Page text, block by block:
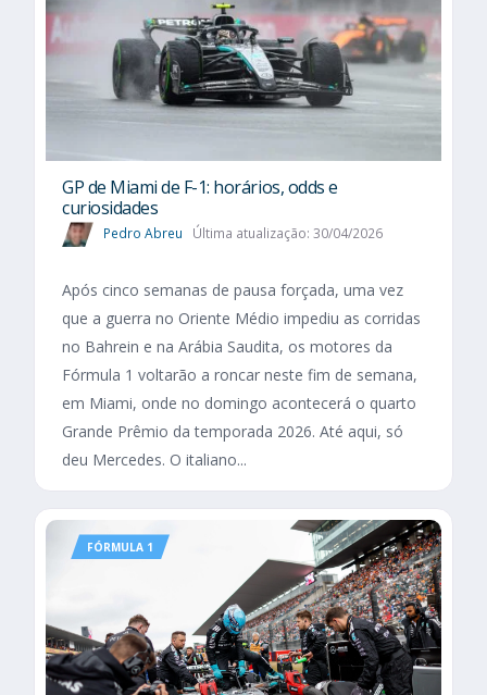
GP de Miami de F-1: horários, odds e
curiosidades
Pedro Abreu Última atualização: 30/04/2026
Após cinco semanas de pausa forçada, uma vez
que a guerra no Oriente Médio impediu as corridas
no Bahrein e na Arábia Saudita, os motores da
Fórmula 1 voltarão a roncar neste fim de semana,
em Miami, onde no domingo acontecerá o quarto
Grande Prêmio da temporada 2026. Até aqui, só
deu Mercedes. O italiano...
FÓRMULA 1